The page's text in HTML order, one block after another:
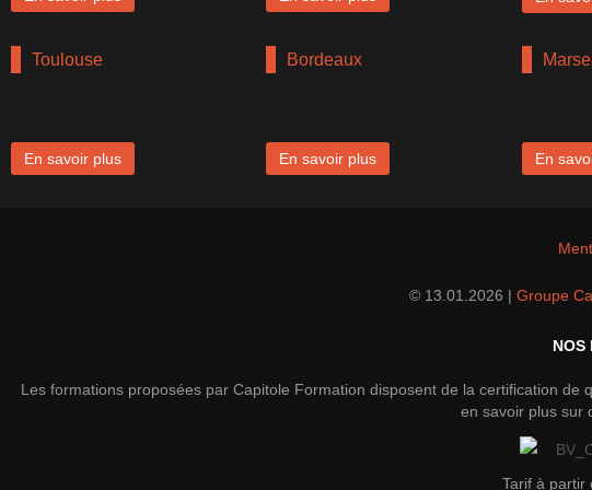
Toulouse
En savoir plus
Bordeaux
En savoir plus En
© 13.01.2026 | Groupe
NOS
Les formations proposées par Capitole Formation disposent de la certification
en savoir plus sur
Tarif à partir